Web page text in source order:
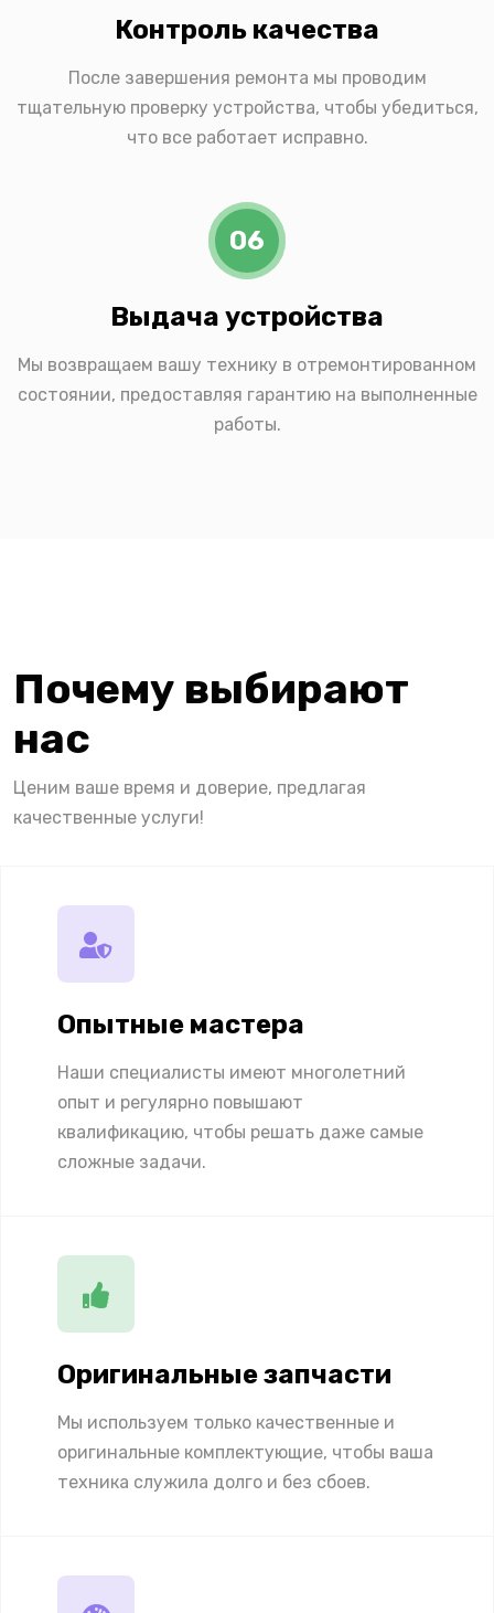
Контроль качества
После завершения ремонта мы проводим
тщательную проверку устройства, чтобы убедиться,
что все работает исправно.
06
Выдача устройства
Мы возвращаем вашу технику в отремонтированном
состоянии, предоставляя гарантию на выполненные
работы.
Почему выбирают
нас
Ценим ваше время и доверие, предлагая
качественные услуги!
Опытные мастера
Наши специалисты имеют многолетний
опыт и регулярно повышают
квалификацию, чтобы решать даже самые
сложные задачи.
Оригинальные запчасти
Мы используем только качественные и
оригинальные комплектующие, чтобы ваша
техника служила долго и без сбоев.